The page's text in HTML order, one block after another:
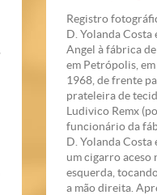
Registro
D. Yolanda Costa
Angel à fábrica
em Petrópolis,
1968, de frente
prateleira de
Ludivico Remx
funcionário da
D. Yolanda Costa
um cigarro aceso
esquerda,
a mão direita.